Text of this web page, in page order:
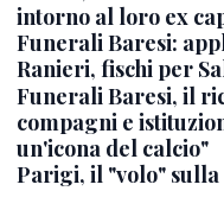
intorno al loro ex
Funerali Baresi:
Ranieri, fischi per
Funerali Baresi, il
compagni e
un'icona del calcio"
Parigi, il "volo" sulla